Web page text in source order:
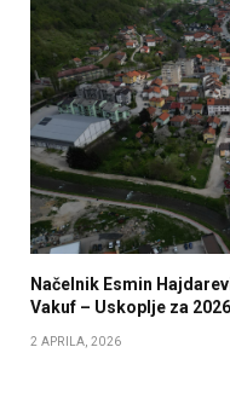
Načelnik Esmin
Vakuf – Uskoplje za
2 APRILA, 2026